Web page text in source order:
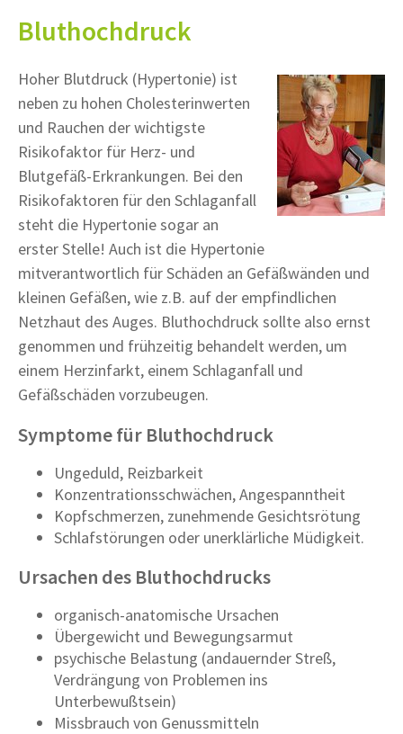
Bluthochdruck
Hoher Blutdruck (Hypertonie) ist
neben zu hohen Cholesterinwerten
und Rauchen der wichtigste
Risikofaktor für Herz- und
Blutgefäß-Erkrankungen. Bei den
Risikofaktoren für den Schlaganfall
steht die Hypertonie sogar an
erster Stelle! Auch ist die Hypertonie
mitverantwortlich für Schäden an Gefäßwänden und
kleinen Gefäßen, wie z.B. auf der empfindlichen
Netzhaut des Auges. Bluthochdruck sollte also ernst
genommen und frühzeitig behandelt werden, um
einem Herzinfarkt, einem Schlaganfall und
Gefäßschäden vorzubeugen.
Symptome für Bluthochdruck
Ungeduld, Reizbarkeit
Konzentrationsschwächen, Angespanntheit
Kopfschmerzen, zunehmende Gesichtsrötung
Schlafstörungen oder unerklärliche Müdigkeit.
Ursachen des Bluthochdrucks
organisch-anatomische Ursachen
Übergewicht und Bewegungsarmut
psychische Belastung (andauernder Streß,
Verdrängung von Problemen ins
Unterbewußtsein)
Missbrauch von Genussmitteln